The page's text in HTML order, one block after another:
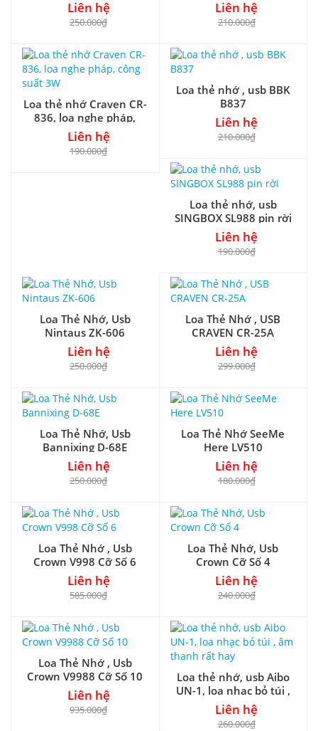
Liên hệ
250.000₫
Liên hệ
210.000₫
Loa thẻ nhớ Craven CR-
836, loa nghe pháp,
công suất 3W
Liên hệ
190.000₫
Loa thẻ nhớ , usb BBK
B837
Liên hệ
210.000₫
Loa thẻ nhớ, usb
SINGBOX SL988 pin rời
Liên hệ
190.000₫
Loa Thẻ Nhớ, Usb
Nintaus ZK-606
Liên hệ
250.000₫
Loa Thẻ Nhớ , USB
CRAVEN CR-25A
Liên hệ
299.000₫
Loa Thẻ Nhớ, Usb
Bannixing D-68E
Liên hệ
250.000₫
Loa Thẻ Nhớ SeeMe
Here LV510
Liên hệ
180.000₫
Loa Thẻ Nhớ , Usb
Crown V998 Cỡ Số 6
Liên hệ
585.000₫
Loa Thẻ Nhớ, Usb
Crown Cỡ Số 4
Liên hệ
240.000₫
Loa Thẻ Nhớ , Usb
Crown V9988 Cỡ Số 10
Liên hệ
935.000₫
Loa thẻ nhớ, usb Aibo
UN-1, loa nhạc bỏ túi ,
âm thanh rất hay
Liên hệ
260.000₫